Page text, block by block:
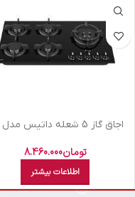
تومان8.460.000
اطلاعات بیشتر